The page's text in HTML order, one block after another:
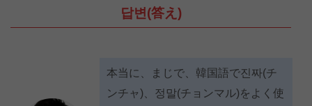
답변(答え)
本当に、まじで、韓国語で진짜(チ
ンチャ)、정말(チョンマル)をよく使